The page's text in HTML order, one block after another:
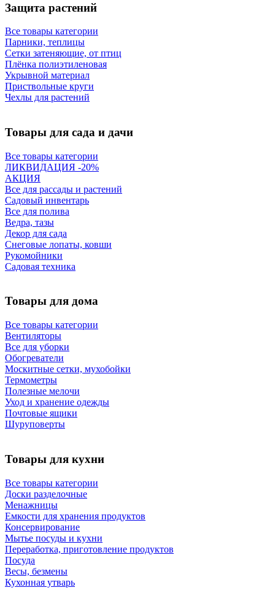
Защита растений
Все товары категории
Парники, теплицы
Сетки затеняющие, от птиц
Плёнка полиэтиленовая
Укрывной материал
Приствольные круги
Чехлы для растений
Товары для сада и дачи
Все товары категории
ЛИКВИДАЦИЯ -20%
АКЦИЯ
Все для рассады и растений
Садовый инвентарь
Все для полива
Ведра, тазы
Декор для сада
Снеговые лопаты, ковши
Рукомойники
Садовая техника
Товары для дома
Все товары категории
Вентиляторы
Все для уборки
Обогреватели
Москитные сетки, мухобойки
Термометры
Полезные мелочи
Уход и хранение одежды
Почтовые ящики
Шуруповерты
Товары для кухни
Все товары категории
Доски разделочные
Менажницы
Емкости для хранения продуктов
Консервирование
Мытье посуды и кухни
Переработка, приготовление продуктов
Посуда
Весы, безмены
Кухонная утварь